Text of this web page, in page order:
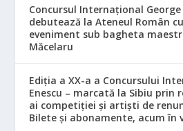
Concursul Internațional George
debutează la Ateneul Român
eveniment sub bagheta
Măcelaru
Ediția a XX-a a Concursului
Enescu – marcată la Sibiu prin
ai competiției și artiști de
Bilete și abonamente, acum în